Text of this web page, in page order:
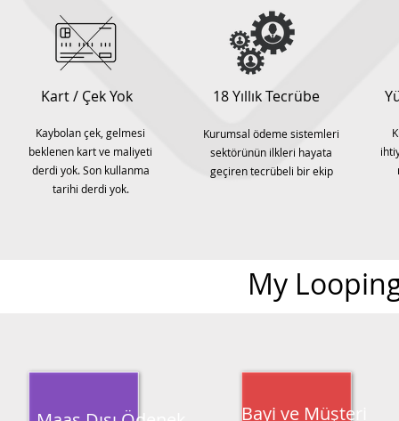
Kart / Çek Yok
Kaybolan çek, gelmesi
beklenen kart ve maliyeti
derdi yok. Son kullanma
tarihi derdi yok.
18 Yıllık Tecrübe
Kurumsal ödeme sistemleri
sektörünün ilkleri hayata
geçiren tecrübeli bir ekip
My
Bayi ve Müşteri